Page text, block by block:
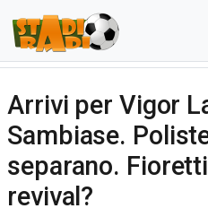
Arrivi per Vigor
Sambiase.
separano.
revival?